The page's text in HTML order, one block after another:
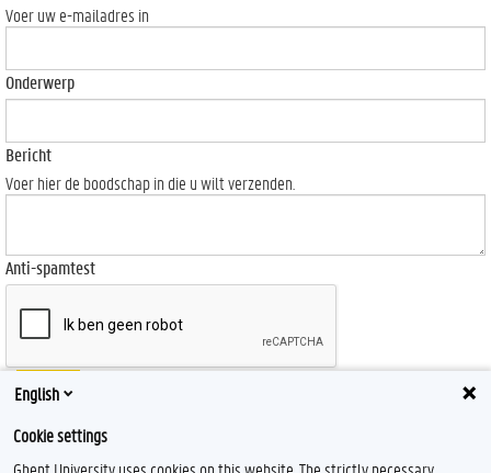
Voer uw e-mailadres in
Onderwerp
Bericht
Voer hier de boodschap in die u wilt verzenden.
Anti-spamtest
Send
English
Cookie settings